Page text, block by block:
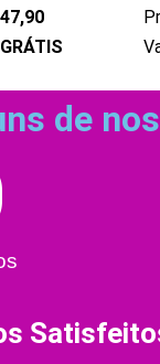
GRÁTIS
de